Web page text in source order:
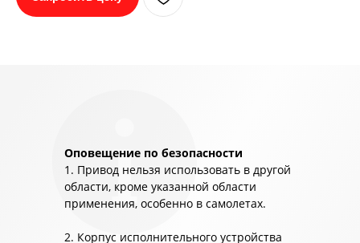
Оповещение по безопасности
1. Привод нельзя использовать в другой
области, кроме указанной области
применения, особенно в самолетах.
2. Корпус исполнительного устройства